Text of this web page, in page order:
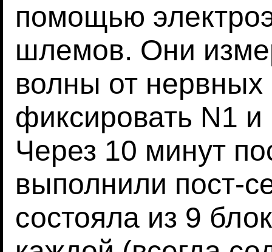
помощью
шлемов. Они
волны от нервных
фиксировать N1
Через 10 минут
выполнили пост-
состояла из 9